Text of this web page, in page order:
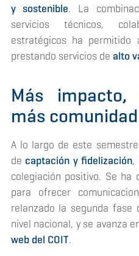
y sostenible. La
servicios técnicos,
estratégicos ha permitido
prestando servicios de alto
Más impacto,
más comunidad
A lo largo de este
de captación y fidelización,
colegiación positivo. Se ha
para ofrecer
relanzado la segunda fase
nivel nacional, y se avanza
web del COIT.